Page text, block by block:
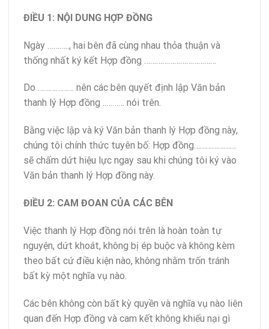
ĐIỀU 1: NỘI DUNG HỢP ĐỒNG
Ngày ……….., hai bên đã cùng nhau thỏa thuận và
thống nhất ký kết Hợp đồng ………………………………
Do ……………… nên các bên quyết định lập Văn bản
thanh lý Hợp đồng ..……… nói trên.
Bằng việc lập và ký Văn bản thanh lý Hợp đồng này,
chúng tôi chính thức tuyên bố: Hợp đồng…………………
sẽ chấm dứt hiệu lực ngay sau khi chúng tôi ký vào
Văn bản thanh lý Hợp đồng này.
ĐIỀU 2: CAM ĐOAN CỦA CÁC BÊN
Việc thanh lý Hợp đồng nói trên là hoàn toàn tự
nguyện, dứt khoát, không bị ép buộc và không kèm
theo bất cứ điều kiện nào, không nhằm trốn tránh
bất kỳ một nghĩa vụ nào.
Các bên không còn bất kỳ quyền và nghĩa vụ nào liên
quan đến Hợp đồng và cam kết không khiếu nại gì